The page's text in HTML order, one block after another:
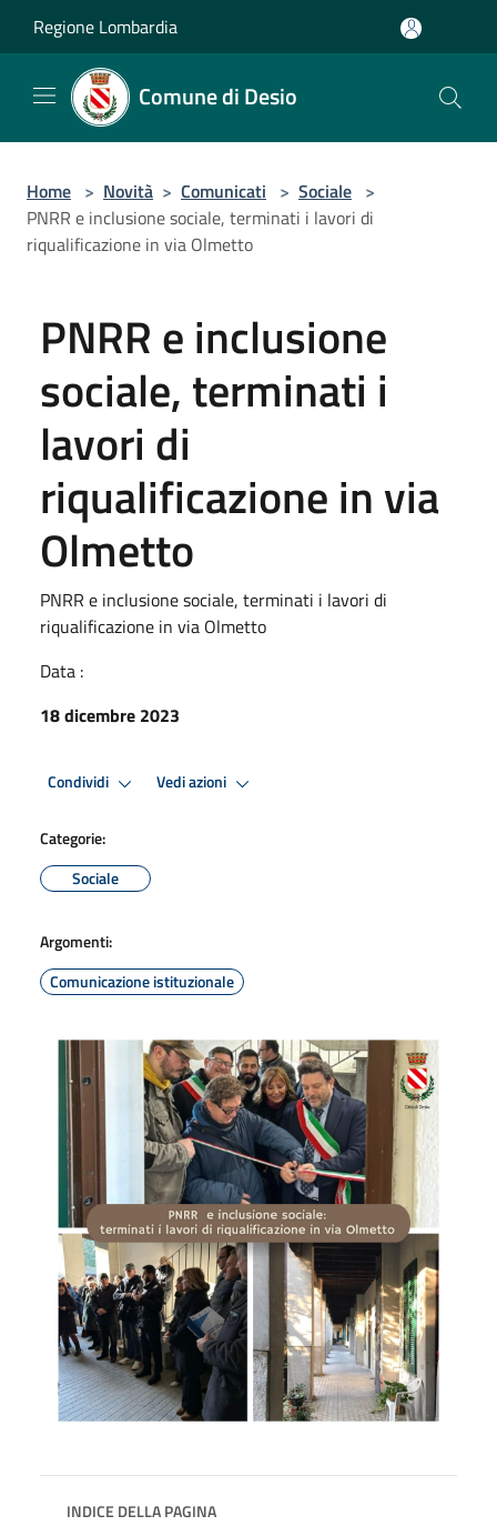
Regione Lombardia
Comune di Desio
Home > Novità > Comunicati > Sociale >
PNRR e inclusione sociale, terminati i lavori di
riqualificazione in via Olmetto
PNRR e inclusione
sociale, terminati i
lavori di
riqualificazione in via
Olmetto
PNRR e inclusione sociale, terminati i lavori di
riqualificazione in via Olmetto
Data :
18 dicembre 2023
Condividi Vedi azioni
Categorie:
Sociale
Argomenti:
Comunicazione istituzionale
INDICE DELLA PAGINA